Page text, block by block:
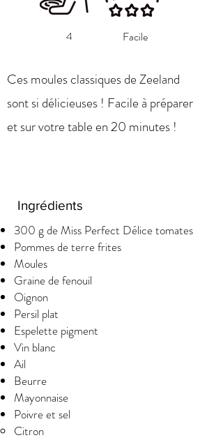
4 Facile
Ces moules classiques de Zeeland
sont si délicieuses ! Facile à préparer
et sur votre table en 20 minutes !
Ingrédients
300 g de Miss Perfect Délice tomates
Pommes de terre frites
Moules
Graine de fenouil
Oignon
Persil plat
Espelette pigment
Vin blanc
Ail
Beurre
Mayonnaise
Poivre et sel
Citron